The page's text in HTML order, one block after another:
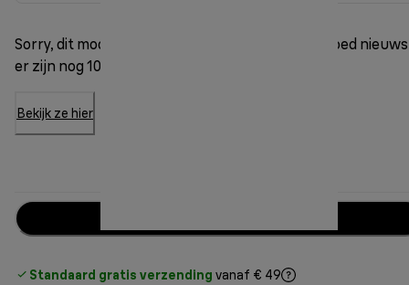
Sorry, dit model is niet meer op voorraad. Maar goed
er zijn nog 10 andere opties beschikbaar.
Bekijk ze hier
Standaard gratis verzending vanaf € 49